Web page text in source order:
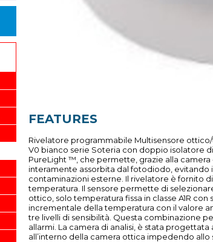
FEATURES
Rivelatore programmabile Multisensore
V0 bianco serie Soteria con doppio isolatore
PureLight ™, che permette, grazie alla camera
interamente assorbita dal fotodiodo, evitando
contaminazioni esterne. Il rivelatore è fornito
temperatura. Il sensore permette di
ottico, solo temperatura fissa in classe A1R
incrementale della temperatura con il valore
tre livelli di sensibilità. Questa combinazione
allarmi. La camera di analisi, è stata
all’interno della camera ottica impedendo